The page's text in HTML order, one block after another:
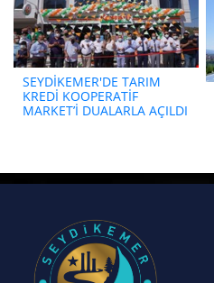
SEYDİKEMER'DE TARIM
KREDİ KOOPERATİF
MARKET’İ DUALARLA AÇILDI